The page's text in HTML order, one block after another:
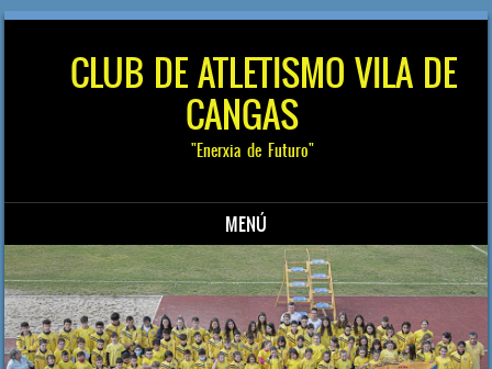
CLUB DE ATLETISMO VILA DE
CANGAS
"Enerxia de Futuro"
MENÚ
Saltar al contenido